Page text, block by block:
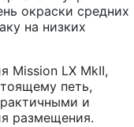
окраски средних
на низких
Mission LX MkII,
петь,
и
размещения.